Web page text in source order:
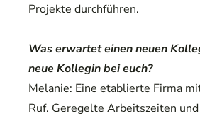
Projekte durchführen.
Was erwartet einen neuen
neue Kollegin bei euch?
Melanie: Eine etablierte Firma
Ruf. Geregelte Arbeitszeiten